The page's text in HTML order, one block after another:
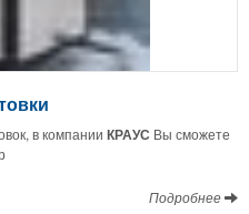
в компании КРАУС Вы сможете
Подробнее